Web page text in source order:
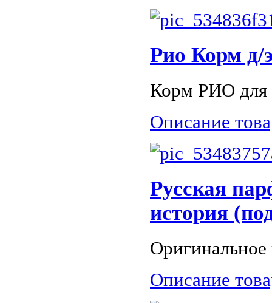
Рио Корм д/
Корм РИО для
Описание
Русская
история
Оригинальное
Описание